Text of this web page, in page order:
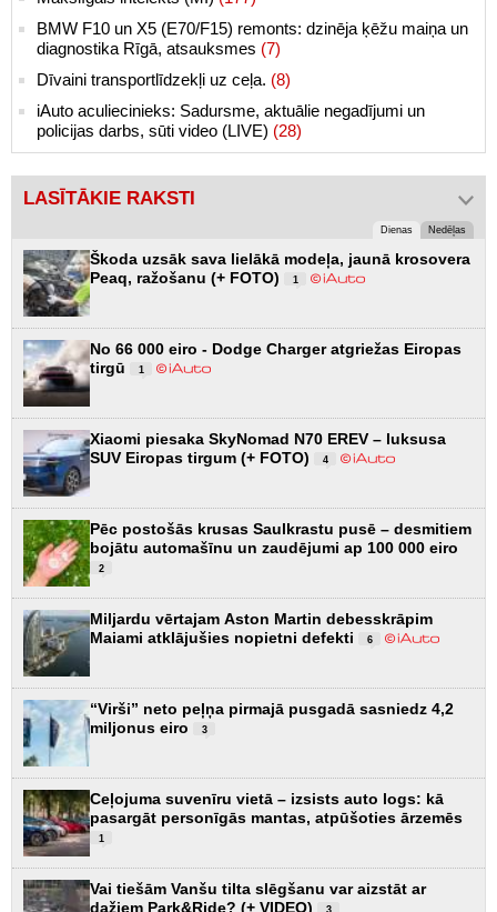
BMW F10 un X5 (E70/F15) remonts: dzinēja ķēžu maiņa un
diagnostika Rīgā, atsauksmes (7)
Dīvaini transportlīdzekļi uz ceļa. (8)
iAuto aculiecinieks: Sadursme, aktuālie negadījumi un
policijas darbs, sūti video (LIVE) (28)
LASĪTĀKIE RAKSTI
Dienas Nedēļas
Škoda uzsāk sava lielākā modeļa, jaunā krosovera
Peaq, ražošanu (+ FOTO)
1
No 66 000 eiro - Dodge Charger atgriežas Eiropas
tirgū
1
Xiaomi piesaka SkyNomad N70 EREV – luksusa
SUV Eiropas tirgum (+ FOTO)
4
Pēc postošās krusas Saulkrastu pusē – desmitiem
bojātu automašīnu un zaudējumi ap 100 000 eiro
2
Miljardu vērtajam Aston Martin debesskrāpim
Maiami atklājušies nopietni defekti
6
“Virši” neto peļņa pirmajā pusgadā sasniedz 4,2
miljonus eiro
3
Ceļojuma suvenīru vietā – izsists auto logs: kā
pasargāt personīgās mantas, atpūšoties ārzemēs
1
Vai tiešām Vanšu tilta slēgšanu var aizstāt ar
dažiem Park&Ride? (+ VIDEO)
3